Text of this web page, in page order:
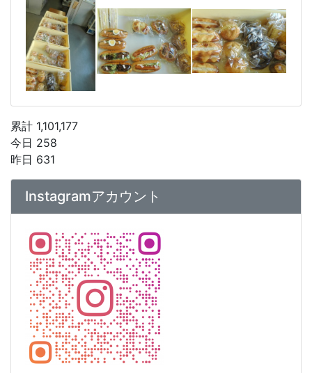
累計 1,101,177
今日 258
昨日 631
Instagramアカウント